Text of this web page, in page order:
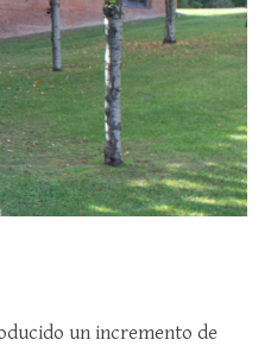
un incremento de